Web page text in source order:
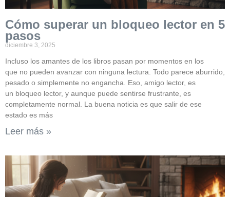
Cómo superar un bloqueo lector en 5
pasos
diciembre 3, 2025
Incluso los amantes de los libros pasan por momentos en los
que no pueden avanzar con ninguna lectura. Todo parece aburrido,
pesado o simplemente no engancha. Eso, amigo lector, es
un bloqueo lector, y aunque puede sentirse frustrante, es
completamente normal. La buena noticia es que salir de ese
estado es más
Leer más »